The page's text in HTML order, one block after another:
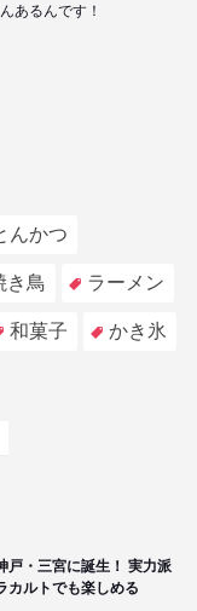
あるんです！
んかつ
き鳥 ラーメン
和菓子 かき氷
戸・三宮に誕生！ 実力派
カルトでも楽しめる